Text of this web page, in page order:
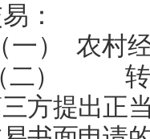
：
（一）
农村
二）
方提出正